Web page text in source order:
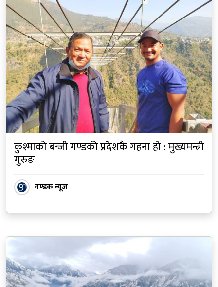
कुश्माको बन्जी गण्डकी प्रदेशकै गहना हो : मुख्यमन्त्री
गुरुङ
गण्डक न्यूज